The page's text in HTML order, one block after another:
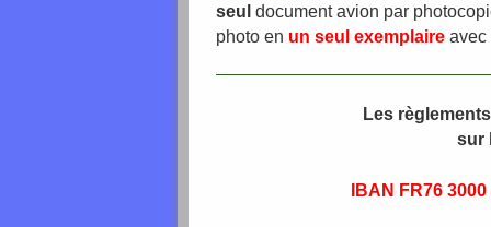
seul document avion par p
photo en un seul exemplaire avec
Les
sur
IBAN FR76